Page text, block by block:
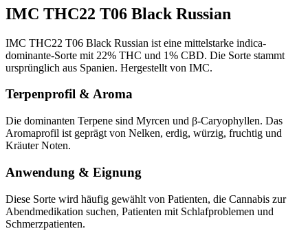
IMC THC22 T06 Black Russian
IMC THC22 T06 Black Russian ist eine mittelstarke indica-
dominante-Sorte mit 22% THC und 1% CBD. Die Sorte stammt
ursprünglich aus Spanien. Hergestellt von IMC.
Terpenprofil & Aroma
Die dominanten Terpene sind Myrcen und β-Caryophyllen. Das
Aromaprofil ist geprägt von Nelken, erdig, würzig, fruchtig und
Kräuter Noten.
Anwendung & Eignung
Diese Sorte wird häufig gewählt von Patienten, die Cannabis zur
Abendmedikation suchen, Patienten mit Schlafproblemen und
Schmerzpatienten.